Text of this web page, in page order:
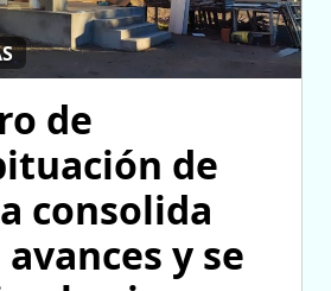
de
de
consolida
y se